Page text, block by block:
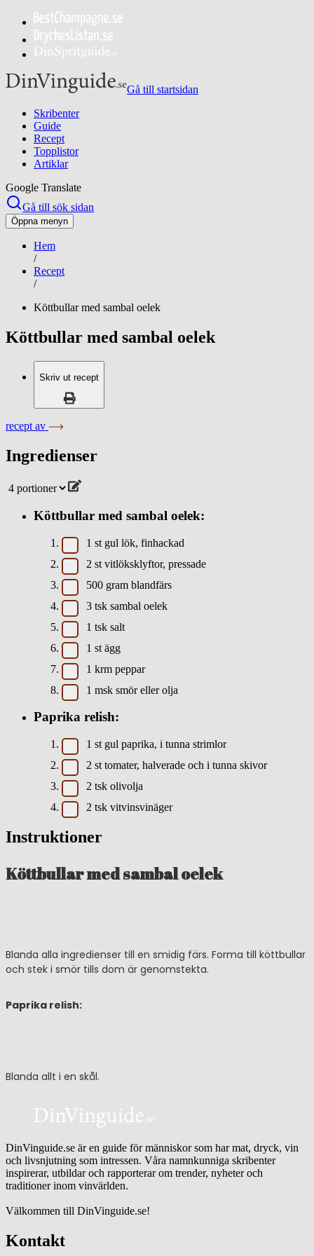
Gå till startsidan
Skribenter
Guide
Recept
Topplistor
Artiklar
Google Translate
Gå till sök sidan
Öppna menyn
Hem
/
Recept
/
Köttbullar med sambal oelek
Köttbullar med sambal oelek
Skriv ut recept
recept av
Ingredienser
Köttbullar med sambal oelek:
1 st gul lök, finhackad
2 st vitlöksklyftor, pressade
500 gram blandfärs
3 tsk sambal oelek
1 tsk salt
1 st ägg
1 krm peppar
1 msk smör eller olja
Paprika relish:
1 st gul paprika, i tunna strimlor
2 st tomater, halverade och i tunna skivor
2 tsk olivolja
2 tsk vitvinsvinäger
Instruktioner
Köttbullar med sambal oelek
Blanda alla ingredienser till en smidig färs. Forma till köttbullar
och stek i smör tills dom är genomstekta.
Paprika relish:
Blanda allt i en skål.
DinVinguide.se är en guide för människor som har mat, dryck, vin
och livsnjutning som intressen. Våra namnkunniga skribenter
inspirerar, utbildar och rapporterar om trender, nyheter och
traditioner inom vinvärlden.
Välkommen till DinVinguide.se!
Kontakt